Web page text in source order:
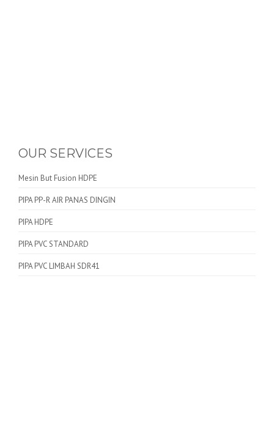
OUR SERVICES
Mesin But Fusion HDPE
PIPA PP-R AIR PANAS DINGIN
PIPA HDPE
PIPA PVC STANDARD
PIPA PVC LIMBAH SDR41